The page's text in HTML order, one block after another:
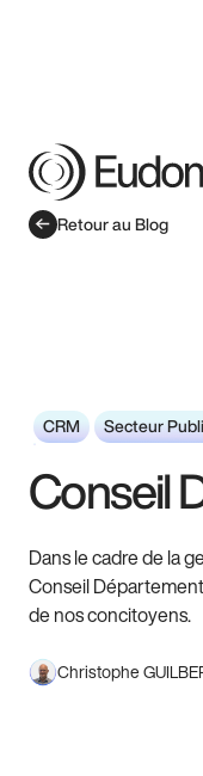
Retour au Blog
CRM Secteur
Conseil
Dans le cadre de la
Conseil
de nos concitoyens.
Christophe